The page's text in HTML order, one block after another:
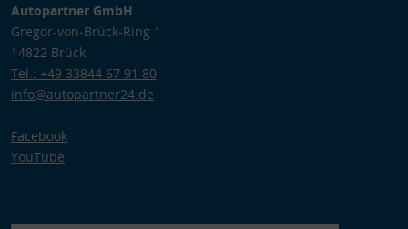
Autopartner GmbH
Gregor-von-Brück-Ring 1
14822 Brück
Tel.: +49 33844 67 91 80
info@autopartner24.de
Facebook
YouTube